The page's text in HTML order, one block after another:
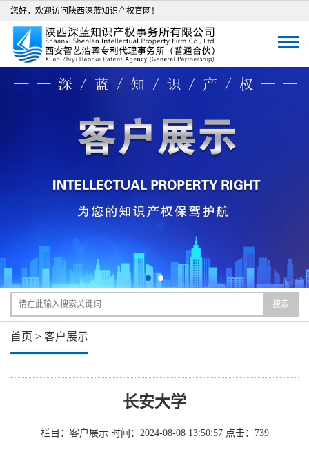
您好，欢迎访问陕西深蓝知识产权官网！
搜索
首页 > 客户展示
长安大学
栏目：客户展示 时间：2024-08-08 13:50:57 点击： 739